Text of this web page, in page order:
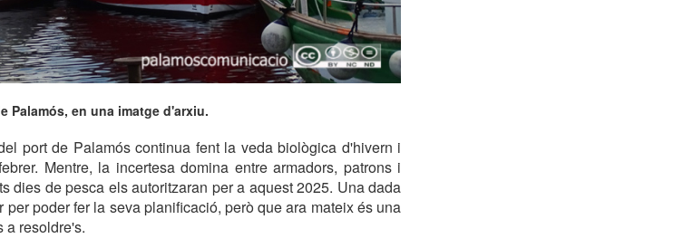
Palamós, en una imatge d'arxiu.
port de Palamós continua fent la veda biològica d'hivern i
Mentre, la incertesa domina entre armadors, patrons i
dies de pesca els autoritzaran per a aquest 2025. Una dada
poder fer la seva planificació, però que ara mateix és una
a resoldre's.